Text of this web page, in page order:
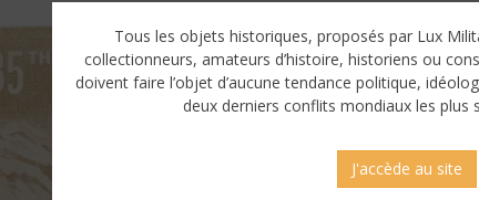
Tous les objets historiques, proposés par Lux
collectionneurs, amateurs d’histoire, historiens ou
doivent faire l’objet d’aucune tendance politique,
deux derniers conflits mondiaux les plus
J'accède au site